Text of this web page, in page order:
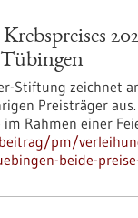
Tübingen
Stiftung zeichnet
Preisträger
Rahmen einer
pm/
beide-